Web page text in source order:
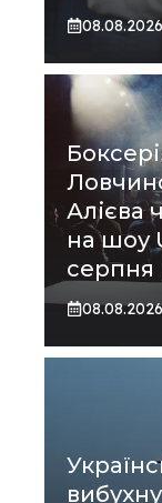
08.08.2026
Алієва
на шоу
серпня
08.08.2026